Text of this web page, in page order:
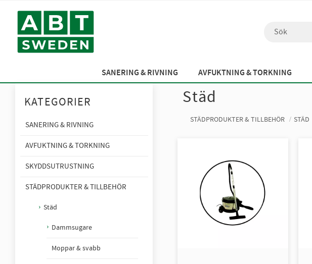
SANERING & RIVNING AVFUKTNING & TORKNING
Städ
STÄDPRODUKTER & TILLBEHÖR STÄD
KATEGORIER
SANERING & RIVNING
AVFUKTNING & TORKNING
SKYDDSUTRUSTNING
STÄDPRODUKTER & TILLBEHÖR
Städ
Dammsugare
Moppar & svabb